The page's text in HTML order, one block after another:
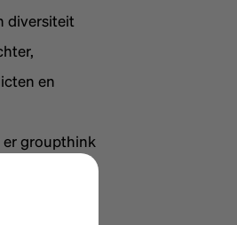
diversiteit
en
er groupthink